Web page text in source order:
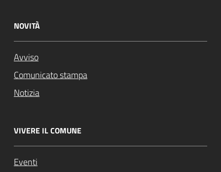
NOVITÀ
Avviso
Comunicato stampa
Notizia
VIVERE IL COMUNE
Eventi